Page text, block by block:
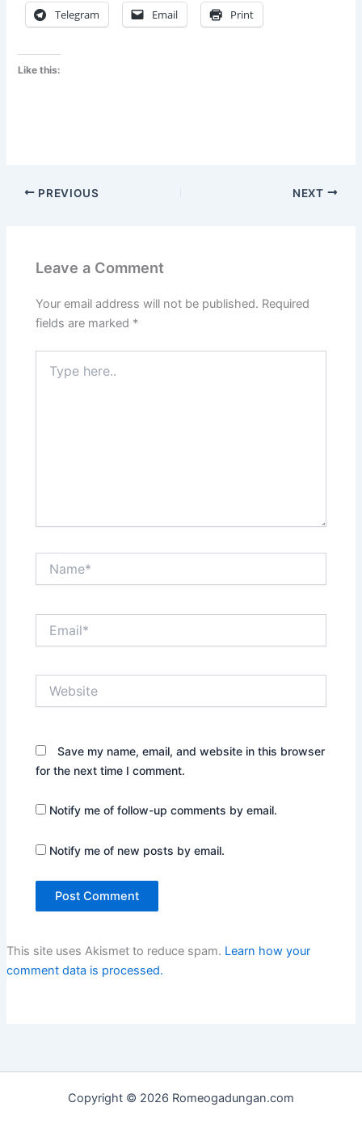
Telegram Email Print
Like this:
PREVIOUS NEXT
Leave a Comment
Your email address will not be published. Required
fields are marked *
here..
Save my name, email, and website in this browser
for the next time I comment.
Notify me of follow-up comments by email.
Notify me of new posts by email.
This site uses Akismet to reduce spam. Learn how your
comment data is processed.
Copyright © 2026 Romeogadungan.com